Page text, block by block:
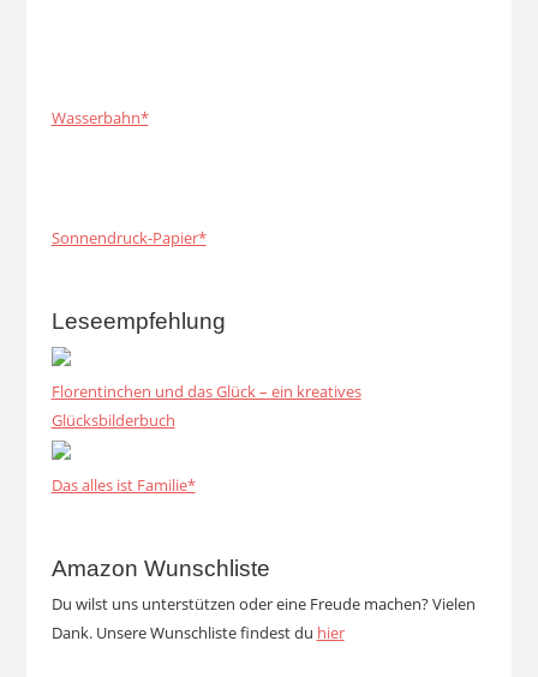
Wasserbahn*
Sonnendruck-Papier*
Leseempfehlung
Florentinchen und das Glück – ein kreatives
Glücksbilderbuch
Das alles ist Familie*
Amazon Wunschliste
Du wilst uns unterstützen oder eine Freude machen? Vielen
Dank. Unsere Wunschliste findest du hier